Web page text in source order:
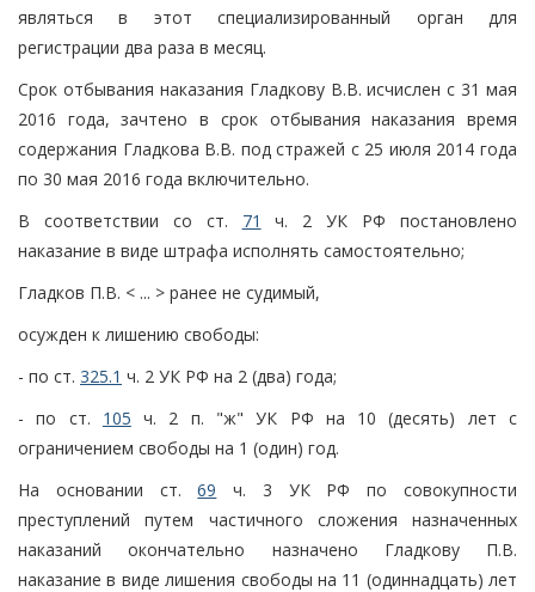
являться в этот специализированный орган для
регистрации два раза в месяц.
Срок отбывания наказания Гладкову В.В. исчислен с 31 мая
2016 года, зачтено в срок отбывания наказания время
содержания Гладкова В.В. под стражей с 25 июля 2014 года
по 30 мая 2016 года включительно.
В соответствии со ст. 71
ч. 2 УК РФ постановлено
наказание в виде штрафа исполнять самостоятельно;
Гладков П.В. < ... > ранее не судимый,
осужден к лишению свободы:
- по ст. 325.1 ч. 2 УК РФ на 2 (два) года;
- по ст. 105 ч. 2 п. "ж" УК РФ на 10 (десять) лет с
ограничением свободы на 1 (один) год.
На основании ст.69 ч. 3 УК РФ по совокупности
преступлений путем частичного сложения назначенных
наказаний окончательно назначено Гладкову П.В.
наказание в виде лишения свободы на 11 (одиннадцать) лет